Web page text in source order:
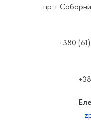
пр-т
+380